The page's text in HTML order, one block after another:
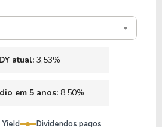
DY atual: 3,53%
em 5 anos: 8,50%
Dividendos pagos